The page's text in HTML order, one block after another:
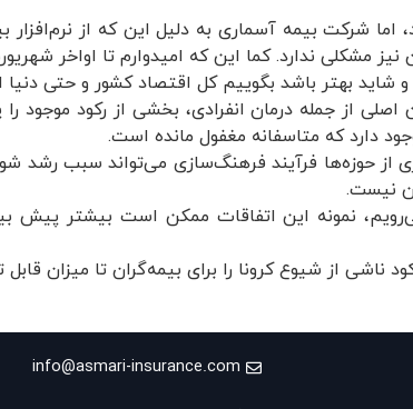
شرکت بیمه آسماری به دلیل این که از
مشکلی ندارد. کما این که امیدوارم تا اواخر
و شاید بهتر باشد بگوییم کل اقتصاد کشور و حتی
از جمله درمان انفرادی، بخشی از رکود
دارد که متاسفانه مغفول مانده است.
نیست.
نمونه این اتفاقات ممکن است بیشتر پیش
از شیوع کرونا را برای بیمه‌گران تا میزان
info@asmari-insurance.com